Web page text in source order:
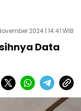
2024 | 14:41 WIB
Data